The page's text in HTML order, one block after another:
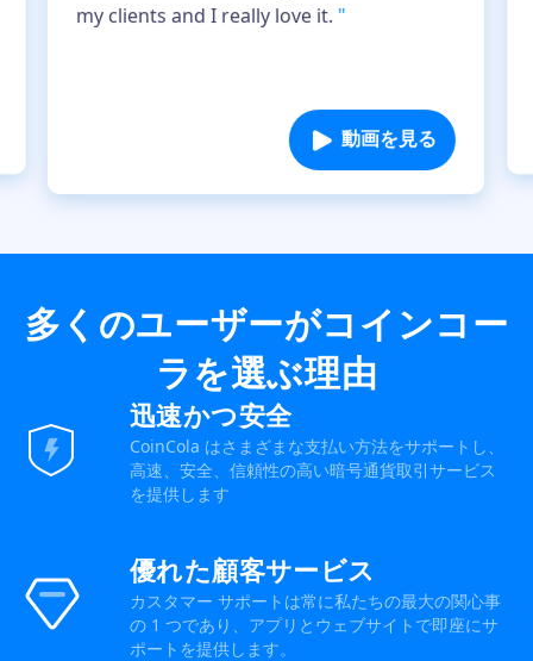
my clients and I really love it. "
動画を見る
多くのユーザーがコインコー
ラを選ぶ理由
迅速かつ安全
CoinCola はさまざまな支払い方法をサポートし、
高速、安全、信頼性の高い暗号通貨取引サービス
を提供します
優れた顧客サービス
カスタマー サポートは常に私たちの最大の関心事
の 1 つであり、アプリとウェブサイトで即座にサ
ポートを提供します。